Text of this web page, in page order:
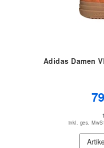
Adidas Damen
1
inkl. ges.